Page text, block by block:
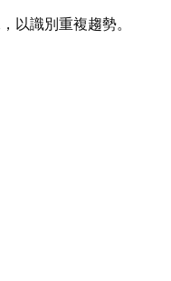
以識別重複趨勢。